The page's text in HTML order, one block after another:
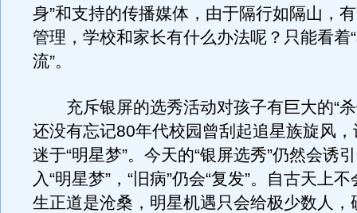
身”和支持的传播媒体，由于隔行如隔山，
管理，学校和家长有什么办法呢？只能看着
流”。
充斥银屏的选秀活动对孩子有巨大的“杀
还没有忘记80年代校园曾刮起追星族旋风
迷于“明星梦”。今天的“银屏选秀”仍然会诱
入“明星梦”，“旧病”仍会“复发”。自古天上
生正道是沧桑，明星机遇只会给极少数人，